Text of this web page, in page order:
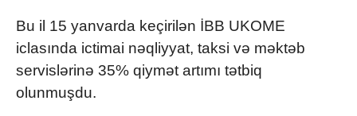
Bu il 15 yanvarda keçirilən İBB UKOME
iclasında ictimai nəqliyyat, taksi və məktəb
servislərinə 35% qiymət artımı tətbiq
olunmuşdu.